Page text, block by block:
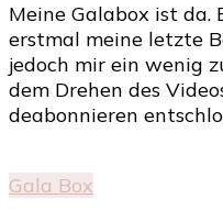
Meine Galabox ist da.
erstmal meine letzte
jedoch mir ein wenig
dem Drehen des
deabonnieren
Gala Box